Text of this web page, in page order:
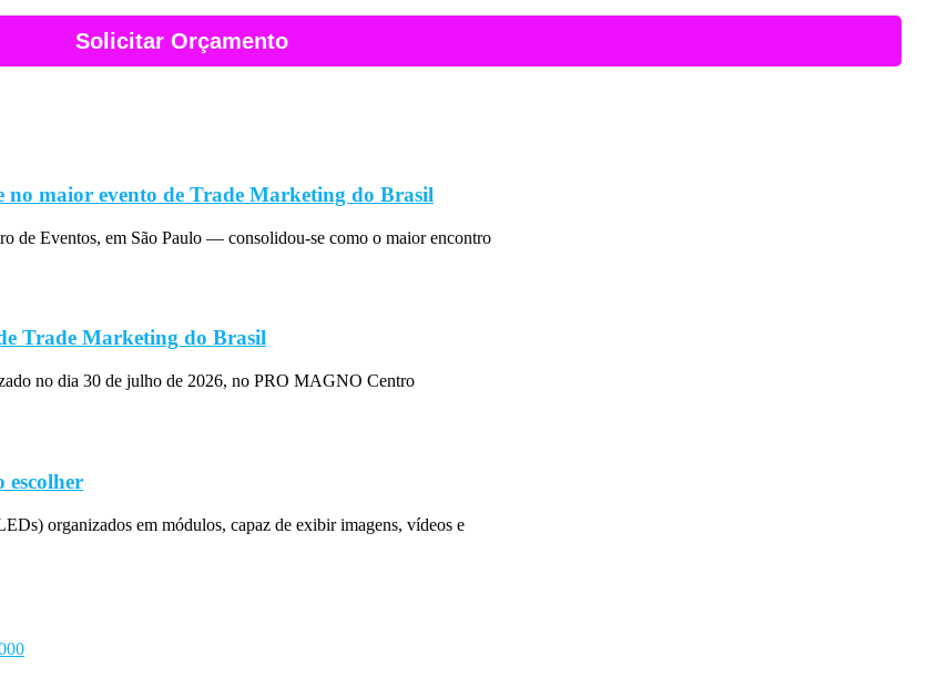
Solicitar Orçamento
no maior evento de Trade Marketing do Brasil
Eventos, em São Paulo — consolidou-se como o maior encontro
Trade Marketing do Brasil
no dia 30 de julho de 2026, no PRO MAGNO Centro
escolher
organizados em módulos, capaz de exibir imagens, vídeos e